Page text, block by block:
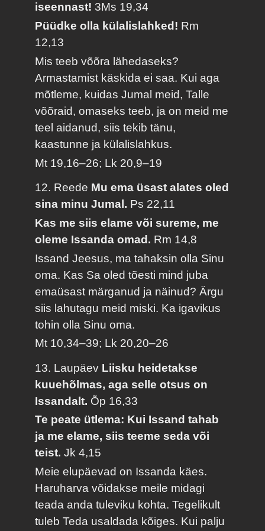
iseennast! 3Ms 19,34
Püüdke olla külalislahked! Rm
12,13
Mis teeb võõra lähedaseks?
Armastamist käskida ei saa. Kui aga
mõtleme, kuidas Jumal meid, Talle
võõraid, omaseks teeb, ja on meid me
teel aidanud, siis tekib tänu,
kaastunne ja külalislahkus.
Mt 19,16–26; Lk 20,9–19
12. Reede Mu ema üsast alates oled
sina minu Jumal. Ps 22,11
Kas me siis elame või sureme, me
oleme Issanda omad. Rm 14,8
Issand Jeesus, ma tahaksin olla Sinu
oma. Kas Sa oled tõesti mind juba
emaüsast märganud ja näinud? Ärgu
siis lahutagu meid miski. Ka igavikus
tohin olla Sinu oma.
Mt 10,34–39; Lk 20,20–26
13. Laupäev Liisku heidetakse
kuuehõlmas, aga selle otsus on
Issandalt. Õp 16,33
Te peate ütlema: Kui Issand tahab
ja me elame, siis teeme seda või
teist.Jk 4,15
Meie elupäevad on Issanda käes.
Haruharva võidakse meile midagi
teada anda tuleviku kohta. Tegelikult
tuleb Teda usaldada kõiges. Kui palju